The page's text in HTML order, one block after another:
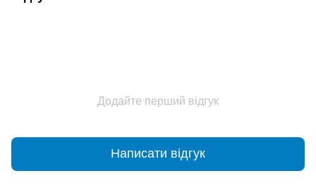
Додайте перший відгук
Написати відгук